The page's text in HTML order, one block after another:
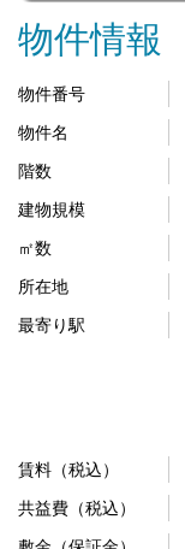
物件情報
物件番号
物件名
階数
建物規模
㎡数
所在地
最寄り駅
賃料（税込）
共益費（税込）